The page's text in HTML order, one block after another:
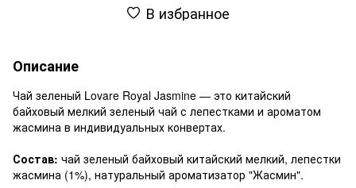
В избранное
Описание
Чай зеленый Lovare Royal Jasmine — это китайский
байховый мелкий зеленый чай с лепестками и ароматом
жасмина в индивидуальных конвертах.
Состав: чай зеленый байховый китайский мелкий, лепестки
жасмина (1%), натуральный ароматизатор "Жасмин".